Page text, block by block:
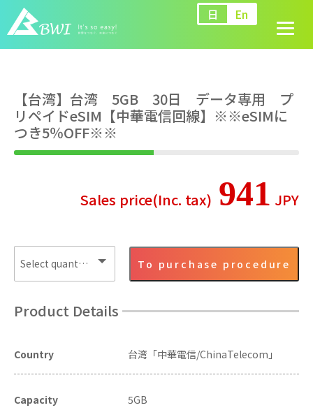
日 En
【台湾】台湾 5GB 30日 データ専用 プ
リペイドeSIM【中華電信回線】※※eSIMに
つき5％OFF※※
941
To purchase procedure
Product Details
Country 台湾「中華電信/ChinaTelecom」
Capacity 5GB